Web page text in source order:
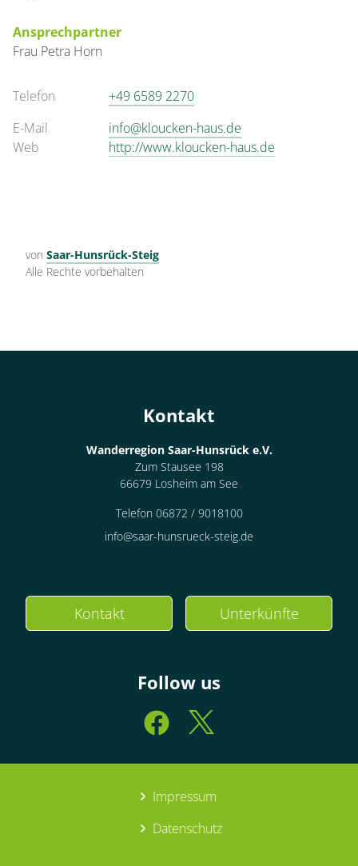
Ansprechpartner
Frau Petra Horn
Telefon
+49 6589 2270
E-Mail
info@kloucken-haus.de
Web
http://www.kloucken-haus.de
von Saar-Hunsrück-Steig
Alle Rechte vorbehalten
Kontakt
Wanderregion Saar-Hunsrück e.V.
Zum Stausee 198
66679 Losheim am See
Telefon 06872 / 9018100
info@saar-hunsrueck-steig.de
Kontakt Unterkünfte
Follow us
Impressum
Datenschutz